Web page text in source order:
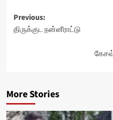
Post
navigation
Previous:
திருக்குட நன்னீராட்டு
More Stories